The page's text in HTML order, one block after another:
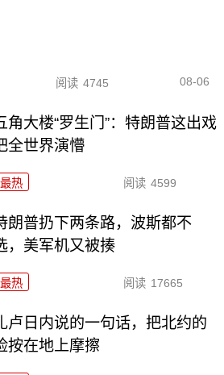
阅读 4745 08-06
角大楼“罗生门”：特朗普这出戏
全世界演懵
最热 阅读 4599
朗普扔下两条路，波斯都不
，美军机又被揍
最热 阅读 17665
卢日内说的一句话，把北约的
按在地上摩擦